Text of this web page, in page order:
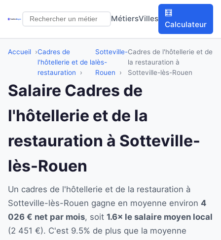
MétiersVilles
🧮
Calculateur
Accueil
Cadres de
l'hôtellerie et de la
restauration
Sotteville-
lès-
Rouen
Cadres de l'hôtellerie et de
la restauration à
Sotteville-lès-Rouen
Salaire Cadres de
l'hôtellerie et de la
restauration à Sotteville-
lès-Rouen
Un cadres de l'hôtellerie et de la restauration à
Sotteville-lès-Rouen gagne en moyenne environ 4
026 € net par mois, soit 1.6× le salaire moyen local
(2 451 €). C'est 9.5% de plus que la moyenne